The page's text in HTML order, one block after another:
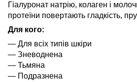
Гіалуронат натрію, колаген і
протеїни повертають гладкість,
Для кого:
— Для всіх типів шкіри
— Зневоднена
— Тьмяна
— Подразнена